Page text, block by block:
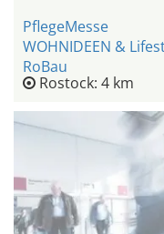
PflegeMesse
WOHNIDEEN &
RoBau
Rostock: 4 km